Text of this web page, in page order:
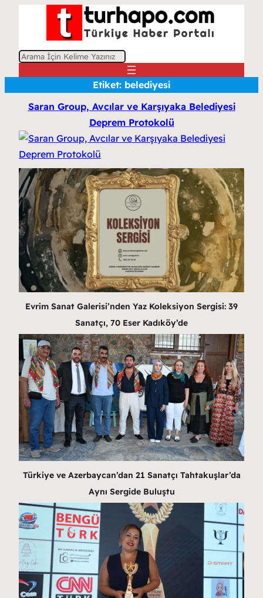
A
Etiket: belediyesi
Saran Group, Avcılar ve Karşıyaka Belediyesi
Deprem Protokolü
Evrim Sanat Galerisi’nden Yaz Koleksiyon Sergisi: 39
Sanatçı, 70 Eser Kadıköy’de
Türkiye ve Azerbaycan’dan 21 Sanatçı Tahtakuşlar’da
Aynı Sergide Buluştu